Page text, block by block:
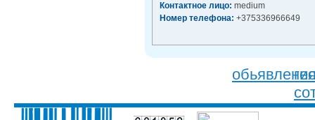
Контактное лицо: medium
Номер телефона: +375336966649